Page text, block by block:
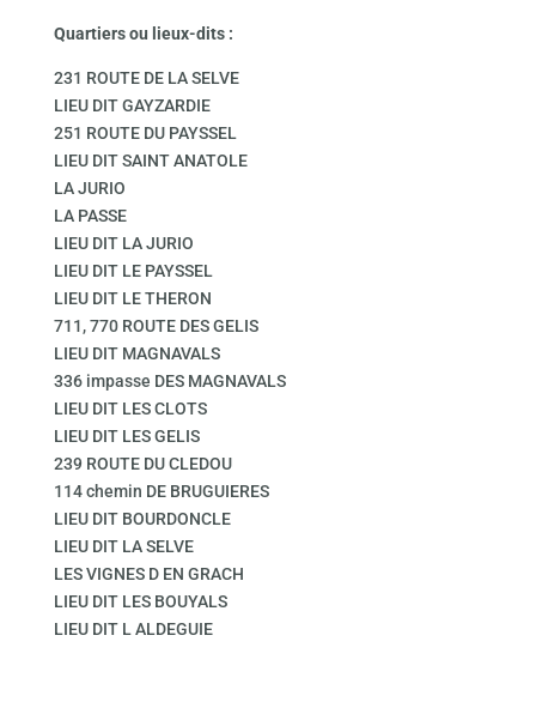
Quartiers ou lieux-dits :
231 ROUTE DE LA SELVE
LIEU DIT GAYZARDIE
251 ROUTE DU PAYSSEL
LIEU DIT SAINT ANATOLE
LA JURIO
LA PASSE
LIEU DIT LA JURIO
LIEU DIT LE PAYSSEL
LIEU DIT LE THERON
711, 770 ROUTE DES GELIS
LIEU DIT MAGNAVALS
336 impasse DES MAGNAVALS
LIEU DIT LES CLOTS
LIEU DIT LES GELIS
239 ROUTE DU CLEDOU
114 chemin DE BRUGUIERES
LIEU DIT BOURDONCLE
LIEU DIT LA SELVE
LES VIGNES D EN GRACH
LIEU DIT LES BOUYALS
LIEU DIT L ALDEGUIE